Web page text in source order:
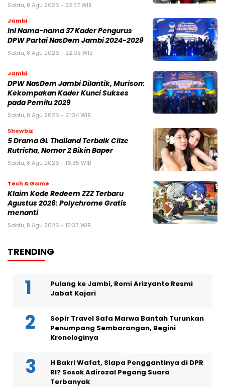
Sabtu, 8 Agu 2026 - 22:37 WIB
Jambi
Ini Nama-nama 37 Kader Pengurus
DPW Partai NasDem Jambi 2024-2029
Sabtu, 8 Agu 2026 - 22:05 WIB
Jambi
DPW NasDem Jambi Dilantik, Murison:
Kekompakan Kader Kunci Sukses
pada Pemilu 2029
Sabtu, 8 Agu 2026 - 21:34 WIB
Showbiz
5 Drama GL Thailand Terbaik Ciize
Rutricha, Nomor 2 Bikin Baper
Sabtu, 8 Agu 2026 - 16:35 WIB
Tech & Game
Klaim Kode Redeem ZZZ Terbaru
Agustus 2026: Polychrome Gratis
menanti
Sabtu, 8 Agu 2026 - 15:33 WIB
TRENDING
Pulang ke Jambi, Romi Arizyanto Resmi
Jabat Kajari
Sopir Travel Safa Marwa Bantah Turunkan
Penumpang Sembarangan, Begini
Kronologinya
H Bakri Wafat, Siapa Penggantinya di DPR
RI? Sosok Adirozal Pegang Suara
Terbanyak